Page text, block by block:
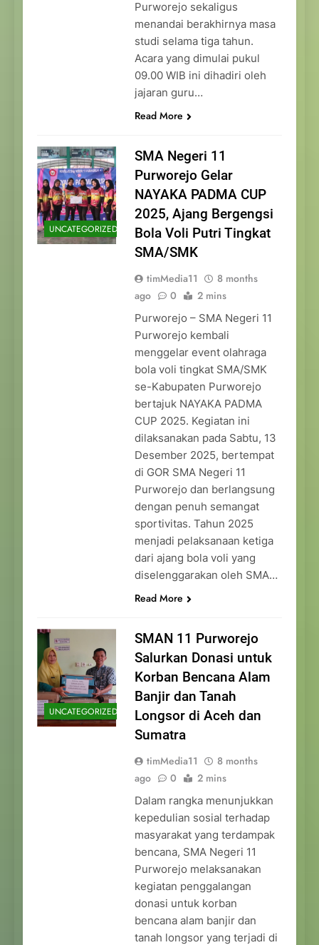
Purworejo sekaligus
menandai berakhirnya masa
studi selama tiga tahun.
Acara yang dimulai pukul
09.00 WIB ini dihadiri oleh
jajaran guru…
Read More
UNCATEGORIZED
SMA Negeri 11
Purworejo Gelar
NAYAKA PADMA CUP
2025, Ajang Bergengsi
Bola Voli Putri Tingkat
SMA/SMK
timMedia11
8 months
ago
0 2 mins
Purworejo – SMA Negeri 11
Purworejo kembali
menggelar event olahraga
bola voli tingkat SMA/SMK
se-Kabupaten Purworejo
bertajuk NAYAKA PADMA
CUP 2025. Kegiatan ini
dilaksanakan pada Sabtu, 13
Desember 2025, bertempat
di GOR SMA Negeri 11
Purworejo dan berlangsung
dengan penuh semangat
sportivitas. Tahun 2025
menjadi pelaksanaan ketiga
dari ajang bola voli yang
diselenggarakan oleh SMA…
Read More
UNCATEGORIZED
SMAN 11 Purworejo
Salurkan Donasi untuk
Korban Bencana Alam
Banjir dan Tanah
Longsor di Aceh dan
Sumatra
timMedia11
8 months
ago
0 2 mins
Dalam rangka menunjukkan
kepedulian sosial terhadap
masyarakat yang terdampak
bencana, SMA Negeri 11
Purworejo melaksanakan
kegiatan penggalangan
donasi untuk korban
bencana alam banjir dan
tanah longsor yang terjadi di